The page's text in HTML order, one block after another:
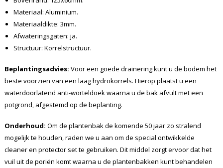
Materiaal: Aluminium.
Materiaaldikte: 3mm.
Afwateringsgaten: ja.
Structuur: Korrelstructuur.
Beplantingsadvies: Voor een goede drainering kunt u de bodem het
beste voorzien van een laag hydrokorrels. Hierop plaatst u een
waterdoorlatend anti-worteldoek waarna u de bak afvult met een
potgrond, afgestemd op de beplanting.
Onderhoud: Om de plantenbak de komende 50 jaar zo stralend
mogelijk te houden, raden we u aan om de special ontwikkelde
cleaner en protector set te gebruiken. Dit middel zorgt ervoor dat het
vuil uit de poriën komt waarna u de plantenbakken kunt behandelen